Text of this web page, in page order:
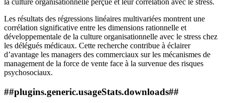
la culture organisationnelle perçue et leur corrélation avec le stress.
Les résultats des régressions linéaires multivariées montrent une
corrélation significative entre les dimensions rationnelle et
développementale de la culture organisationnelle avec le stress chez
les délégués médicaux. Cette recherche contribue à éclairer
d’avantage les managers des commerciaux sur les mécanismes de
management de la force de vente face à la survenue des risques
psychosociaux.
##plugins.generic.usageStats.downloads##